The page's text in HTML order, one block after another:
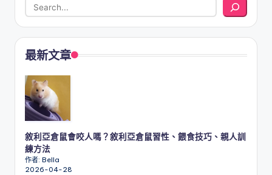
最新文章
敘利亞倉鼠會咬人嗎？敘利亞倉鼠習性、餵食技巧、親人訓
練方法
作者: Bella
2026-04-28